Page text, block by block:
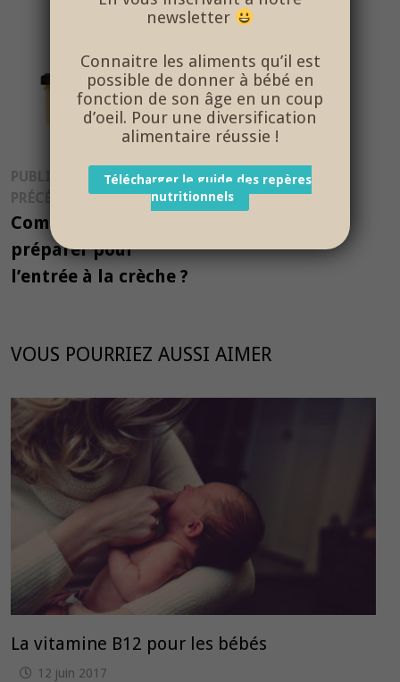
Navigation
de
l’article
PUBLICATION
PRÉCÉDENTEPublication
Comment bien se
préparer pour
l’entrée à la crèche ?
VOUS POURRIEZ AUSSI AIMER
La vitamine B12 pour les bébés
12 juin 2017
newsletter
Connaitre les aliments qu’il est
possible de donner à bébé en
fonction de son âge en un coup
d’oeil. Pour une diversification
alimentaire réussie !
Télécharger le guide des repères
nutritionnels